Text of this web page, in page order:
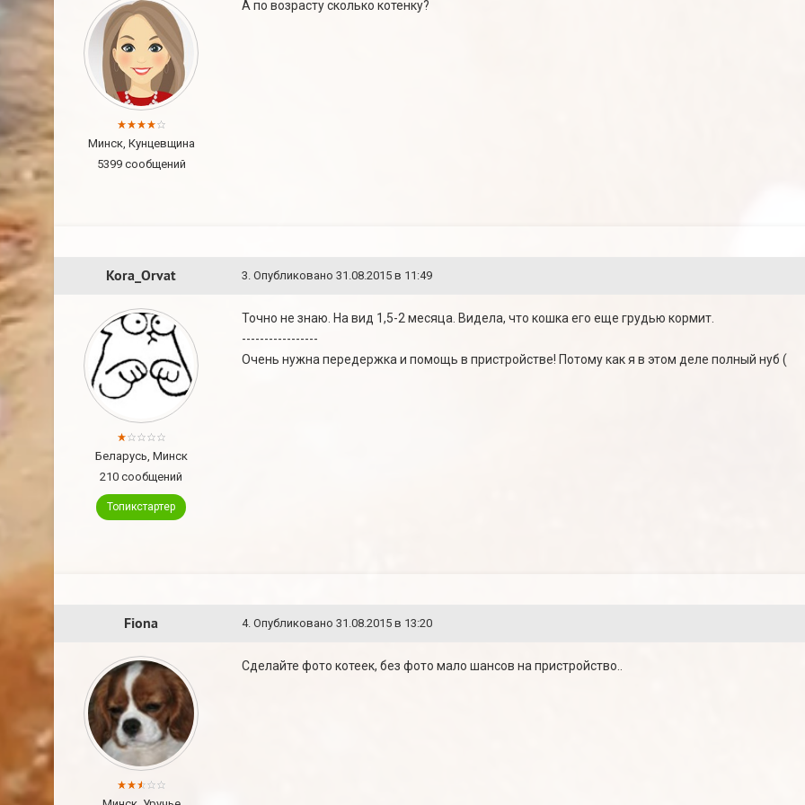
Минск, Кунцевщина
5399 сообщений
А по возрасту сколько котенку?
Kora_Orvat 3. Опубликовано 31.08.2015 в 11:49
Беларусь, Минск
210 сообщений
Топикстартер
Точно не знаю. На вид 1,5-2 месяца. Видела, что кошка его еще грудью кормит.
-----------------
Очень нужна передержка и помощь в пристройстве! Потому как я в этом деле полный нуб (
Fiona 4. Опубликовано 31.08.2015 в 13:20
Сделайте фото котеек, без фото мало шансов на пристройство..